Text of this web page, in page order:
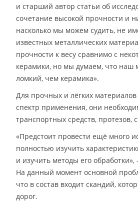
и старший автор статьи об
сочетание высокой прочности и
насколько мы можем судить, не
известных металлических
прочности к весу сравнимо с
керамики, но мы думаем, что наш
ломкий, чем керамика».
Для прочных и лёгких
спектр применения, они
транспортных средств, протезов,
«Предстоит провести ещё много
полностью изучить
и изучить методы его
На данный момент основной
что в состав входит скандий,
дорог.